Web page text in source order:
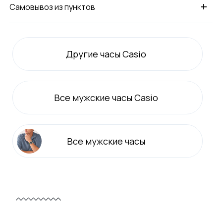
+
Самовывоз из пунктов
Другие часы Casio
Все мужские часы Casio
Все мужские часы